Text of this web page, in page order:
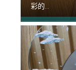
彩的...